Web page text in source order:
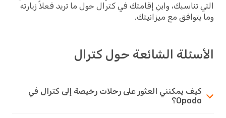
التي تناسبك، وابنِ إقامتك في كترال حول ما تريد فعلاً زيارته
وما يتوافق مع ميزانيتك.
الأسئلة الشائعة حول كترال
كيف يمكنني العثور على رحلات رخيصة إلى كترال في
Opodo؟